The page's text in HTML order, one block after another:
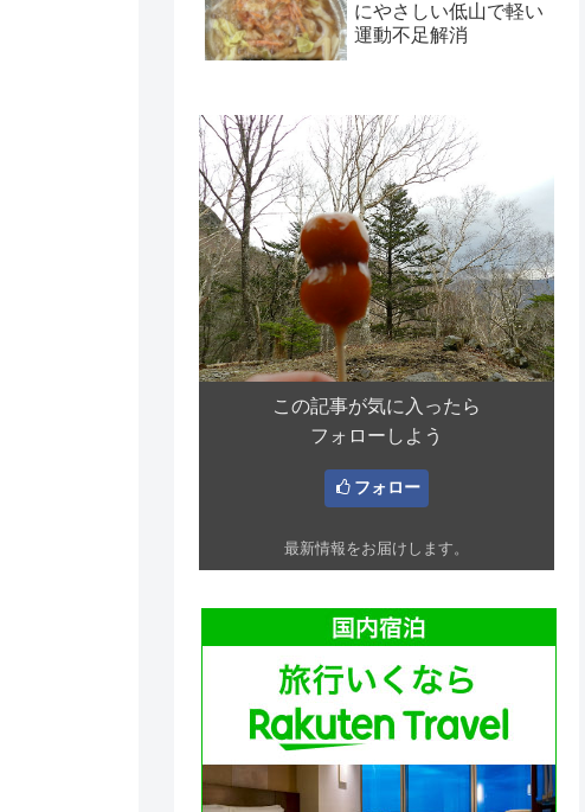
にやさしい低山で軽い
運動不足解消
この記事が気に入ったら
フォローしよう
フォロー
最新情報をお届けします。